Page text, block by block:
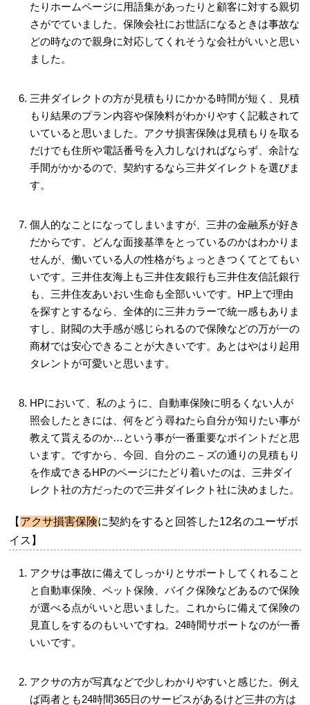
たりホームページに用語集があったりと顧客に対する親切
さがでていました。保険会社にお世話になるときは事故な
どの時なので親身に対応してくれそうな会社がいいと思い
ました。
三井ダイレクトの方が見積もりにかかる時間が短く、見積
もり結果のプラン内容や保険料がわかりやすく記載されて
いていると思いました。アクサ損害保険は見積もりを取る
だけでも住所や電話番号を入力しなければならず、余計な
手間がかかるので、契約するなら三井ダイレクトを選びま
す。
個人的なことになってしまいますが、三井の金融系が好き
だからです。どんな面接基準をとっているのかはわかりま
せんが、働いている人の性格がちょっときつくてとてもい
いです。三井住友海上も三井住友銀行も三井住友信託銀行
も、三井住友あいおい生命も全部いいです。HP上で理由
を探すとするなら、全体的に三井カラーで統一感もありま
すし、財閥の大手感が感じられるので保険などの万が一の
商材では安心できることが大きいです。あとはやはり起用
タレントが可愛いと思います。
HPにおいて、私のように、自動車保険に明るくない人が
照会したときには、何をどう尋ねたら自分が知りたい事が
教えて貰えるのか…という事が一番重要なポイントだと思
います。ですから、今回、自分のニ－ズの通りの見積もり
を作成できるHPのページにたどり着いたのは、三井ダイ
レクト社の方だったので三井ダイレクト社に決めました。
【 アクサ損害保険に契約をすると回答した12名のユーザボ
イス】
アクサは事故に備えてしっかりとサポートしてくれること
と自動車保険、ペット保険、バイク保険などあるので保険
が選べる点がいいと思いました。これからに備えて保険の
見直しをするのもいいですね。24時間サポートなのが一番
いいです。
アクサの方が写真などで少しわかりやすいと感じた。例え
ば両者とも24時間365日のサービスがあるけど三井の方は